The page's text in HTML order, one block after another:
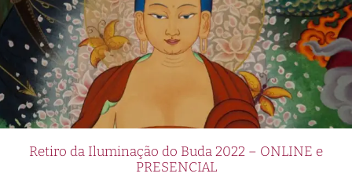
Retiro da Iluminação do Buda 2022 – ONLINE e
PRESENCIAL